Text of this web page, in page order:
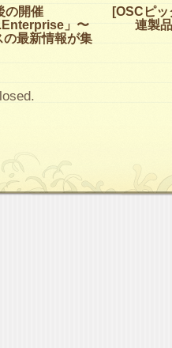
の開催
.Enterprise」〜
の最新情報が集
[OSCピ
連製